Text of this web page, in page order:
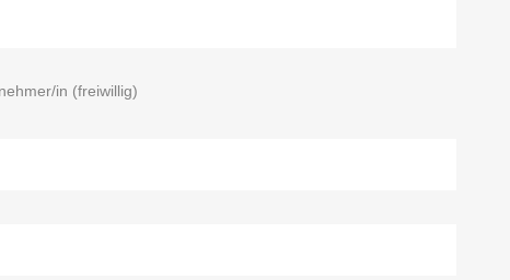
in (freiwillig)